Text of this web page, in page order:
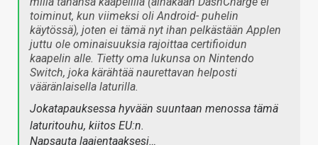
toiminut, kun viimeksi oli Android- puhelin
käytössä), joten ei tämä nyt ihan pelkästään Applen
juttu ole ominaisuuksia rajoittaa certifioidun
kaapelin alle. Tietty oma lukunsa on Nintendo
Switch, joka kärähtää naurettavan helposti
vääränlaisella laturilla.
Jokatapauksessa hyvään suuntaan menossa tämä
laturitouhu, kiitos EU:n.
Napsauta laajentaaksesi…